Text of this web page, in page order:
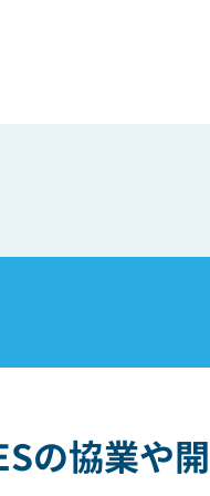
の協業や